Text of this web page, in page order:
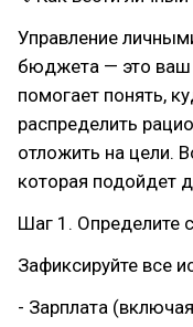
Управление
бюджета — это ваш
помогает понять,
распределить
отложить на цели.
которая подойдет
Шаг 1. Определите
Зафиксируйте все
- Зарплата